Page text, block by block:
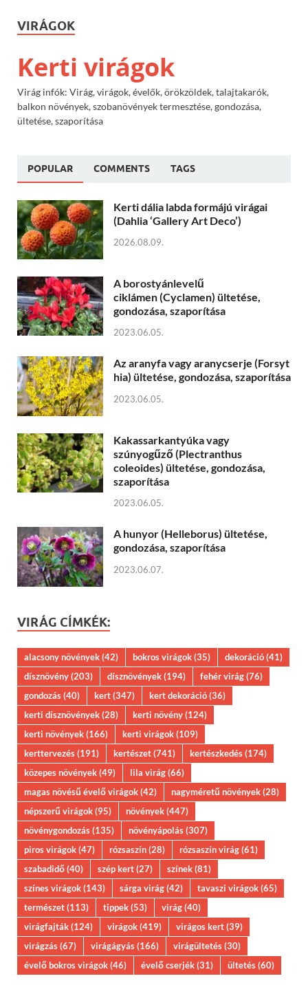
VIRÁGOK
Kerti virágok
Virág infók: Virág, virágok, évelők, örökzöldek, talajtakarók,
balkon növények, szobanövények termesztése, gondozása,
ültetése, szaporítása
POPULAR COMMENTS TAGS
Kerti dália labda formájú virágai
(Dahlia ‘Gallery Art Deco’)
2026.08.09.
A borostyánlevelű
ciklámen (Cyclamen) ültetése,
gondozása, szaporítása
2023.06.05.
Az aranyfa vagy aranycserje (Forsyt
hia) ültetése, gondozása, szaporítása
2023.06.05.
Kakassarkantyúka vagy
szúnyogűző (Plectranthus
coleoides) ültetése, gondozása,
szaporítása
2023.06.05.
A hunyor (Helleborus) ültetése,
gondozása, szaporítása
2023.06.07.
VIRÁG CÍMKÉK:
alacsony növények(42) bokros virágok(35) dekoráció(41)
dísznövény(203) dísznövények(194) fehér virág(76)
gondozás(40) kert(347) kert dekoráció(36)
kerti dísznövények(28) kerti növény(124)
kerti növények(166) kerti virágok(109)
kerttervezés(191) kertészet(741) kertészkedés(174)
közepes növények(49) lila virág(66)
magas növésű évelő virágok(42) nagyméretű növények(28)
népszerű virágok(95) növények(447)
növénygondozás(135) növényápolás(307)
piros virágok(47) rózsaszín(28) rózsaszín virág(61)
szabadidő(40) szép kert(27) színek(81)
színes virágok(143) sárga virág(42) tavaszi virágok(65)
természet(113) tippek(53) virág(40)
virágfajták(124) virágok(419) virágos kert(39)
virágzás(67) virágágyás(166) virágültetés(30)
évelő bokros virágok(46) évelő cserjék(31) ültetés(60)